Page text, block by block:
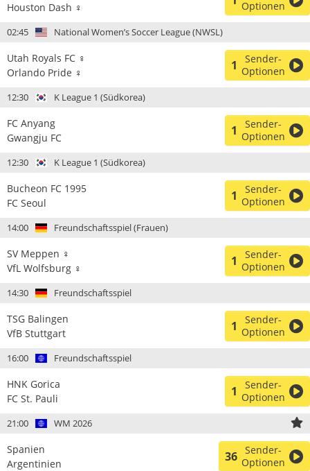
Houston Dash ♀ Optionen
02:45 National Women’s Soccer League (NWSL)
Utah Royals FC ♀
Orlando Pride ♀
1
Sender-
Optionen
12:30 K League 1 (Südkorea)
FC Anyang
Gwangju FC
1
Sender-
Optionen
12:30 K League 1 (Südkorea)
Bucheon FC 1995
FC Seoul
1
Sender-
Optionen
14:00 Freundschaftsspiel (Frauen)
SV Meppen ♀
VfL Wolfsburg ♀
1
Sender-
Optionen
14:30 Freundschaftsspiel
TSG Balingen
VfB Stuttgart
1
Sender-
Optionen
16:00 Freundschaftsspiel
HNK Gorica
FC St. Pauli
1
Sender-
Optionen
21:00 WM 2026
Spanien
Argentinien
36 Sender-
Optionen